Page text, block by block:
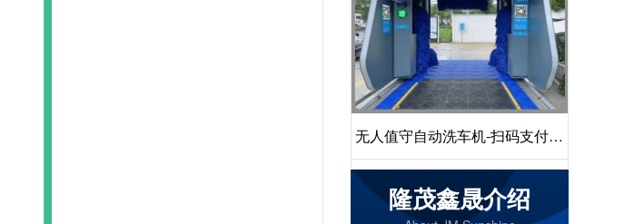
无人值守自动洗车机-扫码支付24
小时不停机洗车[隆茂鑫晟]
隆茂鑫晟介绍